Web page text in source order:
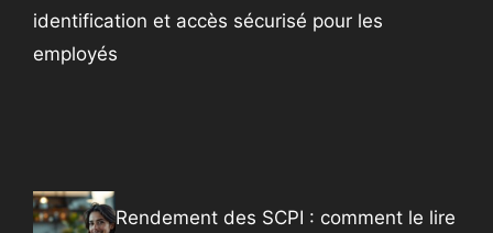
identification et accès sécurisé pour les
employés
Rendement des SCPI : comment le lire